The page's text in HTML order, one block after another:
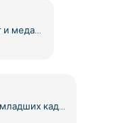
Национальная коллекция лент и медалей AFJROTC для бесплатной загрузки в формате PNG
Ленты JROTC для наград младших кадетов ROTC – бесплатная загрузка PNG